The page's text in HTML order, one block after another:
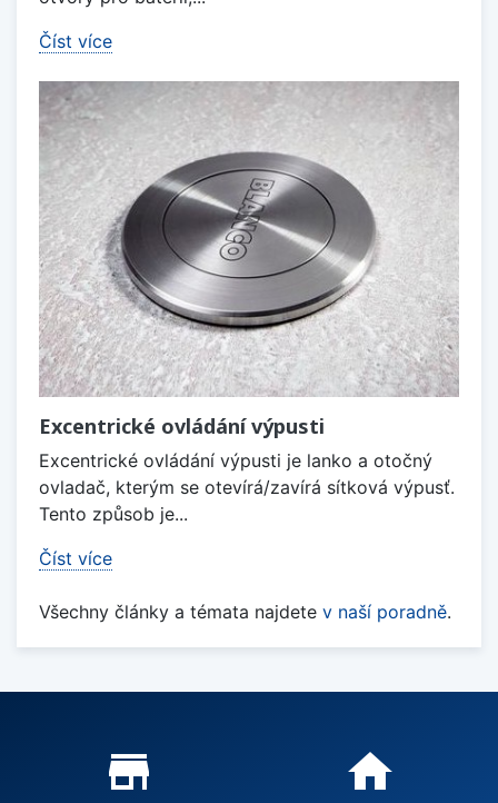
Číst více
Excentrické ovládání výpusti
Excentrické ovládání výpusti je lanko a otočný
ovladač, kterým se otevírá/zavírá sítková výpusť.
Tento způsob je...
Číst více
Všechny články a témata najdete v naší poradně.
Proč nakupovat u nás?
store_mall_directory home